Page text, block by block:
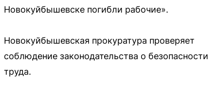
Новокуйбышевске погибли рабочие».
Новокуйбышевская прокуратура проверяет
соблюдение законодательства о безопасности
труда.